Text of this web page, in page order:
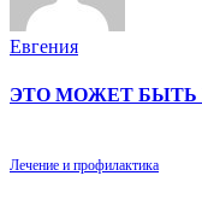
Евгения
ЭТО МОЖЕТ БЫТЬ
Лечение и профилактика